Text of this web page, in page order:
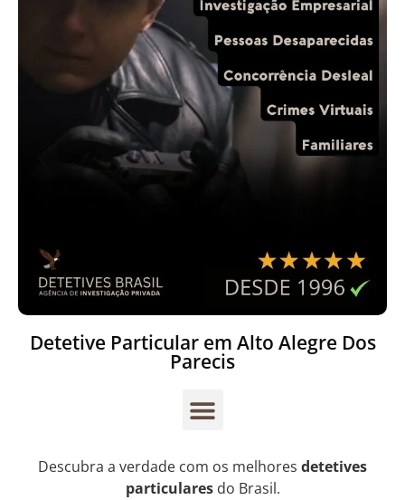
Detetive Particular em Alto Alegre Dos
Parecis
Descubra a verdade com os melhores detetives
particularesdo Brasil.